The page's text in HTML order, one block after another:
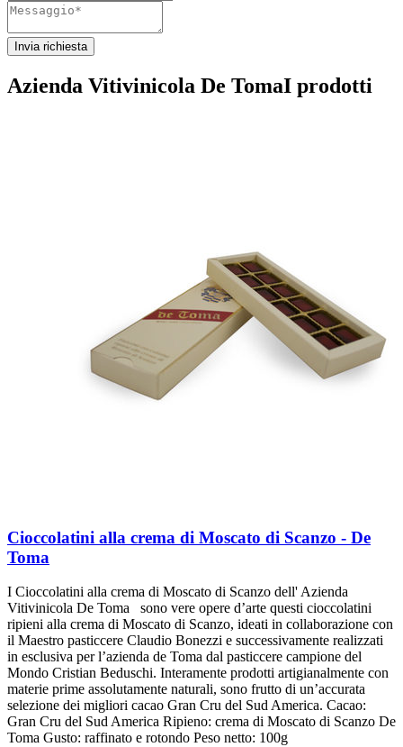
Invia richiesta
Azienda Vitivinicola De TomaI prodotti
Cioccolatini alla crema di Moscato di Scanzo - De
Toma
I Cioccolatini alla crema di Moscato di Scanzo dell' Azienda
Vitivinicola De Toma sono vere opere d’arte questi cioccolatini
ripieni alla crema di Moscato di Scanzo, ideati in collaborazione con
il Maestro pasticcere Claudio Bonezzi e successivamente realizzati
in esclusiva per l’azienda de Toma dal pasticcere campione del
Mondo Cristian Beduschi. Interamente prodotti artigianalmente con
materie prime assolutamente naturali, sono frutto di un’accurata
selezione dei migliori cacao Gran Cru del Sud America. Cacao:
Gran Cru del Sud America Ripieno: crema di Moscato di Scanzo De
Toma Gusto: raffinato e rotondo Peso netto: 100g